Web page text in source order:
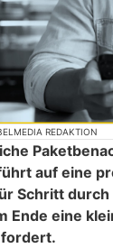
REDAKTION
auf eine
Schritt
Ende eine